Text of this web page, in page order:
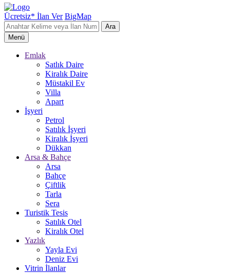
Ücretsiz* İlan Ver BigMap
Ara
Menü
Emlak
Satlık Daire
Kiralık Daire
Müstakil Ev
Villa
Apart
İşyeri
Petrol
Satılık İşyeri
Kiralık İşyeri
Dükkan
Arsa & Bahçe
Arsa
Bahçe
Çiftlik
Tarla
Sera
Turistik Tesis
Satılık Otel
Kiralık Otel
Yazlık
Yayla Evi
Deniz Evi
Vitrin İlanlar